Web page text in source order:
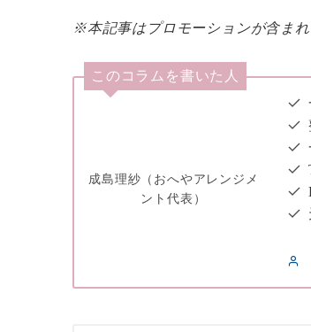
※本記事はプロモーションが含まれ
このコラムを書いた人
成島理紗（おへやアレンジメ
ント代表）